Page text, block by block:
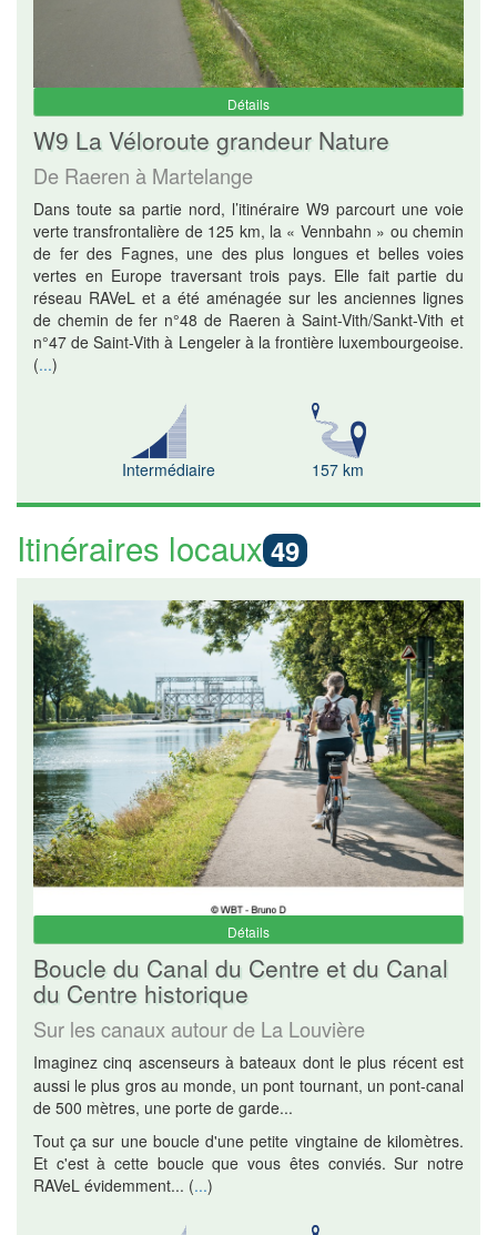
Détails
W9 La Véloroute grandeur Nature
De Raeren à Martelange
Dans toute sa partie nord, l’itinéraire W9 parcourt une voie
verte transfrontalière de 125 km, la « Vennbahn » ou chemin
de fer des Fagnes, une des plus longues et belles voies
vertes en Europe traversant trois pays. Elle fait partie du
réseau RAVeL et a été aménagée sur les anciennes lignes
de chemin de fer n°48 de Raeren à Saint-Vith/Sankt-Vith et
n°47 de Saint-Vith à Lengeler à la frontière luxembourgeoise.
(...)
Intermédiaire 157 km
Itinéraires locaux 49
Détails
Boucle du Canal du Centre et du Canal
du Centre historique
Sur les canaux autour de La Louvière
Imaginez cinq ascenseurs à bateaux dont le plus récent est
aussi le plus gros au monde, un pont tournant, un pont-canal
de 500 mètres, une porte de garde...
Tout ça sur une boucle d'une petite vingtaine de kilomètres.
Et c'est à cette boucle que vous êtes conviés. Sur notre
RAVeL évidemment... (...)